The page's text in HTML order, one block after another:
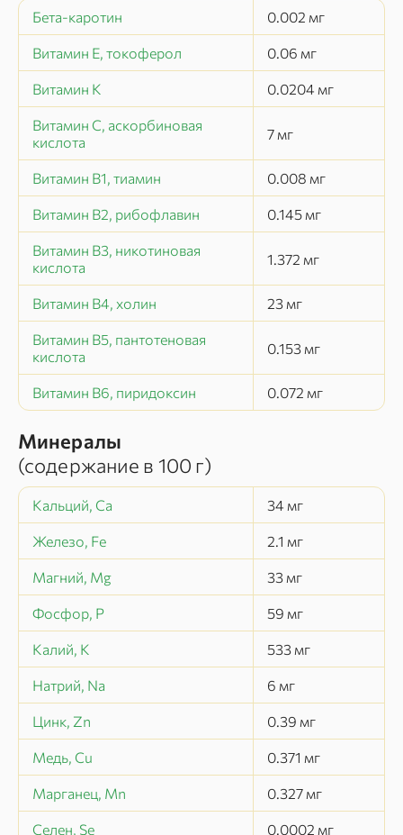
Бета-каротин 0.002 мг
Витамин E, токоферол 0.06 мг
Витамин K 0.0204 мг
Витамин C, аскорбиновая
кислота
7 мг
Витамин B1, тиамин 0.008 мг
Витамин B2, рибофлавин 0.145 мг
Витамин B3, никотиновая
кислота
1.372 мг
Витамин B4, холин 23 мг
Витамин B5, пантотеновая
кислота
0.153 мг
Витамин B6, пиридоксин 0.072 мг
Минералы
(содержание в 100 г)
Кальций, Ca 34 мг
Железо, Fe 2.1 мг
Магний, Mg 33 мг
Фосфор, P 59 мг
Калий, K 533 мг
Натрий, Na 6 мг
Цинк, Zn 0.39 мг
Медь, Cu 0.371 мг
Марганец, Mn 0.327 мг
Селен, Se 0.0002 мг